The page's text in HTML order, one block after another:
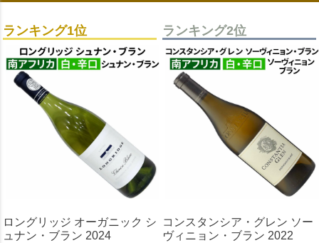
ランキング1位
ロングリッジ オーガニック シ
ュナン・ブラン 2024
ランキング2位
コンスタンシア・グレン ソー
ヴィニョン・ブラン 2022